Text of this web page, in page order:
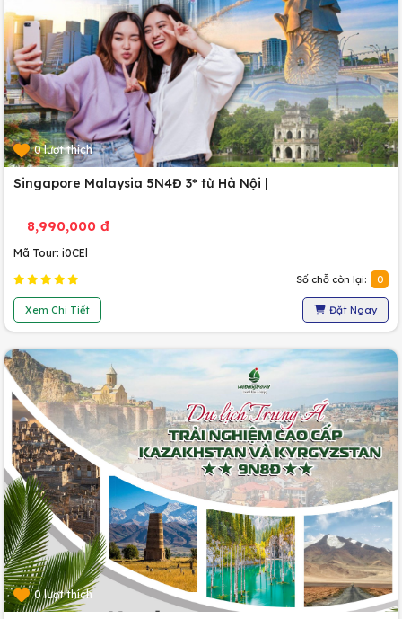
0 lượt thích
Singapore Malaysia 5N4Đ 3* từ Hà Nội |
8,990,000 đ
Mã Tour: i0CEl
Số chỗ còn lại: 0
Xem Chi Tiết Đặt Ngay
0 lượt thích